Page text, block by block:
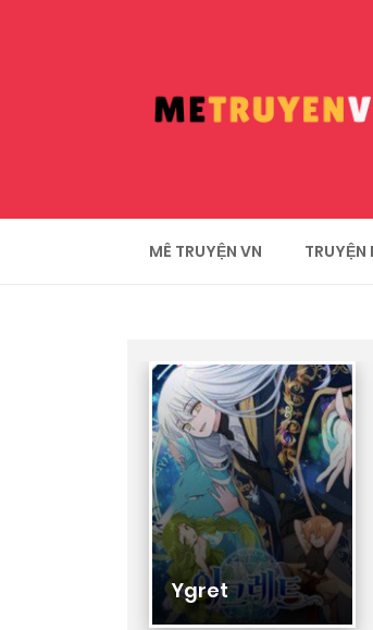
MÊ TRUYỆN VN TRUYỆN
Ygret